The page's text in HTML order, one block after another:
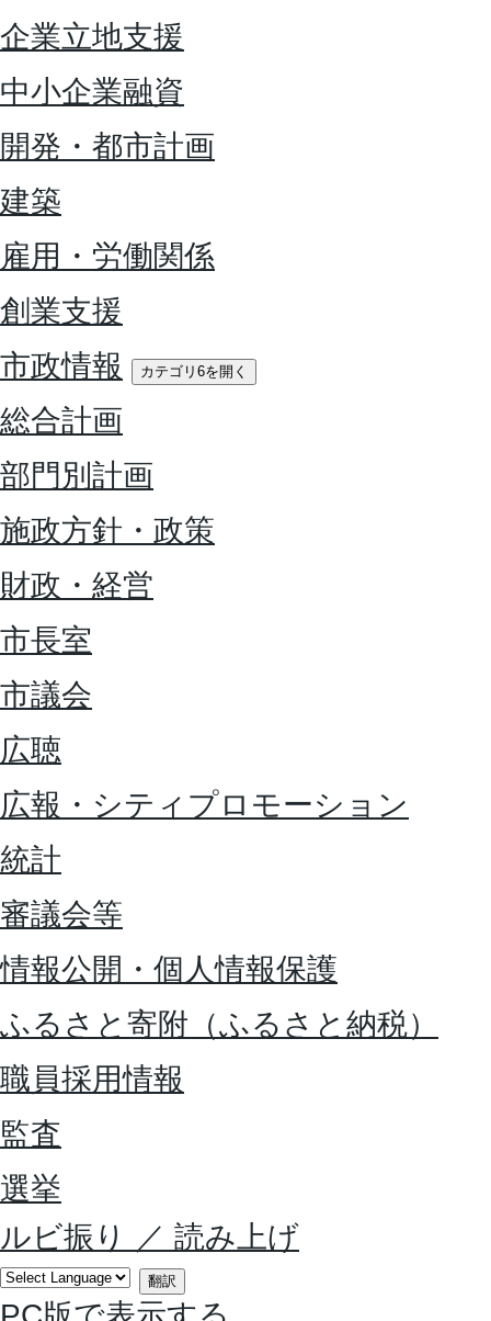
企業立地支援
中小企業融資
開発・都市計画
建築
雇用・労働関係
創業支援
市政情報
カテゴリ6を開く
総合計画
部門別計画
施政方針・政策
財政・経営
市長室
市議会
広聴
広報・シティプロモーション
統計
審議会等
情報公開・個人情報保護
ふるさと寄附（ふるさと納税）
職員採用情報
監査
選挙
ルビ振り
／ 読み上げ
翻訳